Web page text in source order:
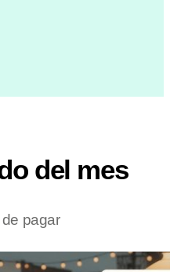
del mes
pagar